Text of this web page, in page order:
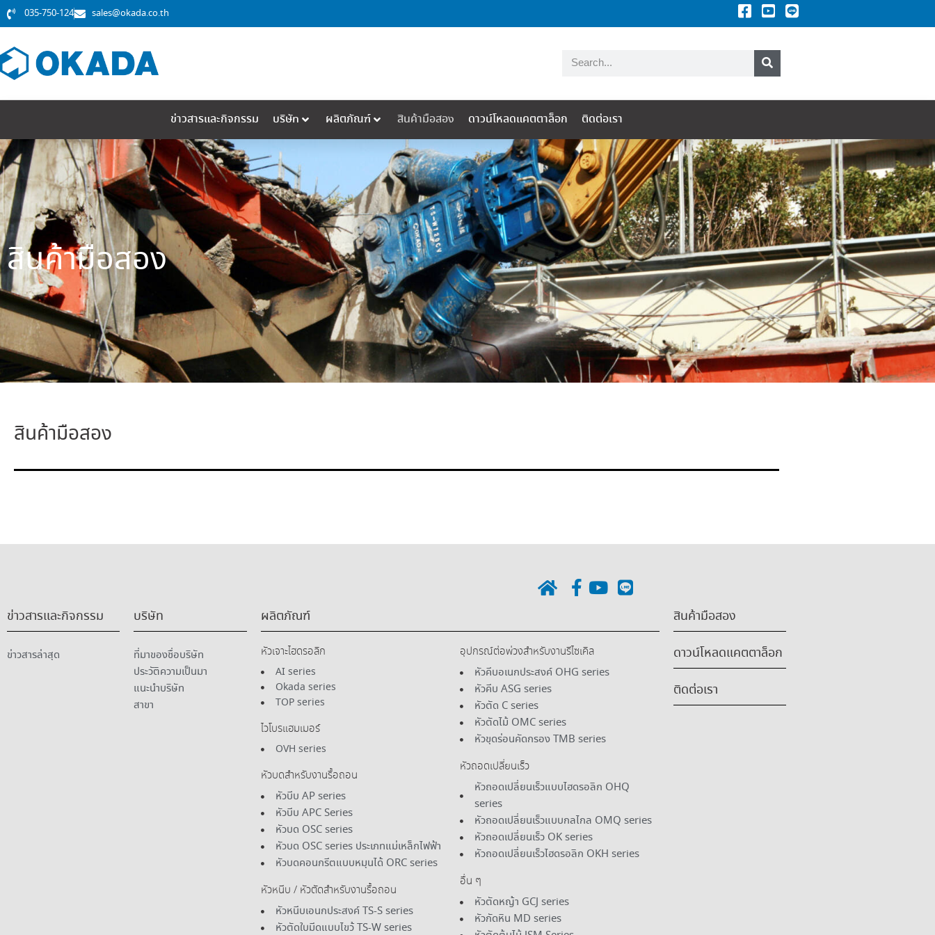
035-750-124 sales@okada.co.th
ข่าวสารและกิจกรรม บริษัท ผลิตภัณฑ์ สินค้ามือสอง ดาวน์โหลดแคตตาล็อก ติดต่อเรา
สินค้ามือสอง
สินค้ามือสอง
ข่าวสารและกิจกรรม
ข่าวสารล่าสุด
บริษัท
ที่มาของชื่อบริษัท
ประวัติความเป็นมา
แนะนําบริษัท
สาขา
ผลิตภัณฑ์
หัวเจาะไฮดรอลิก
AI series
Okada series
TOP series
ไวโบรแฮมเมอร์
OVH series
หัวบดสําหรับงานรื้อถอน
หัวบีบ AP series
หัวบีบ APC Series
หัวบด OSC series
หัวบด OSC series ประเภทแม่เหล็กไฟฟ้า
หัวบดคอนกรีตแบบหมุนได้ ORC series
หัวหนีบ / หัวตัดสําหรับงานรื้อถอน
หัวหนีบเอนกประสงค์ TS-S series
หัวตัดใบมีดแบบไขว้ TS-W series
อุปกรณ์ต่อพ่วงสําหรับงานรีไซเคิล
หัวคีบอเนกประสงค์ OHG series
หัวคีบ ASG series
หัวตัด C series
หัวตัดไม้ OMC series
หัวขุดร่อนคัดกรอง TMB series
หัวถอดเปลี่ยนเร็ว
หัวถอดเปลี่ยนเร็วแบบไฮดรอลิก OHQ
series
หัวถอดเปลี่ยนเร็วแบบกลไกล OMQ series
หัวถอดเปลี่ยนเร็ว OK series
หัวถอดเปลี่ยนเร็วไฮดรอลิก OKH series
อื่น ๆ
หัวตัดหญ้า GCJ series
หัวกัดหิน MD series
สินค้ามือสอง
ดาวน์โหลดแคตตาล็อก
ติดต่อเรา